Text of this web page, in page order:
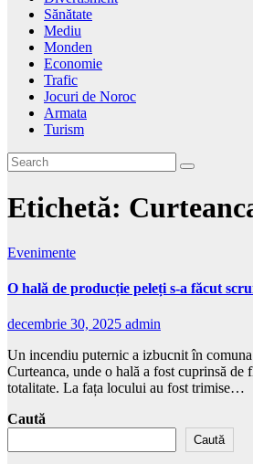
Sănătate
Mediu
Monden
Economie
Trafic
Jocuri de Noroc
Armata
Turism
Etichetă:
Evenimente
O hală de producție peleți s-a făcut
decembrie 30, 2025 admin
Un incendiu puternic a izbucnit în
Curteanca, unde o hală a fost cuprinsă de
totalitate. La fața locului au fost trimise…
Caută
Caută